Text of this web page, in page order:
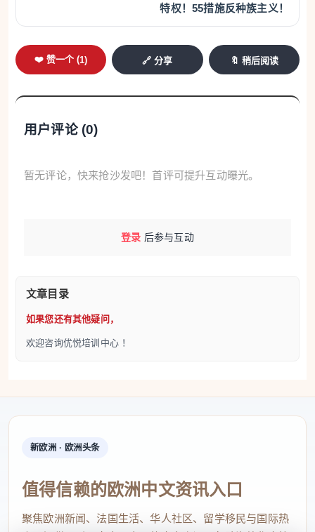
特权！55措施反种族主义！
❤️ 赞一个 (1) 🔗 分享 🔖 稍后阅读
用户评论 (0)
暂无评论，快来抢沙发吧！首评可提升互动曝光。
登录 后参与互动
文章目录
如果您还有其他疑问，
欢迎咨询优悦培训中心 ！
新欧洲 · 欧洲头条
值得信赖的欧洲中文资讯入口
聚焦欧洲新闻、法国生活、华人社区、留学移民与国际热